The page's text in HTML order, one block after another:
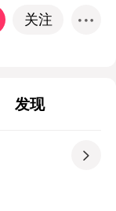
关注
发现
